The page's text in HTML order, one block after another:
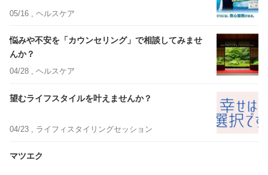
05/16 , ヘルスケア
悩みや不安を「カウンセリング」で相談してみませ
んか？
04/28 , ヘルスケア
望むライフスタイルを叶えませんか？
04/23 , ライフィスタイリングセッション
マツエク